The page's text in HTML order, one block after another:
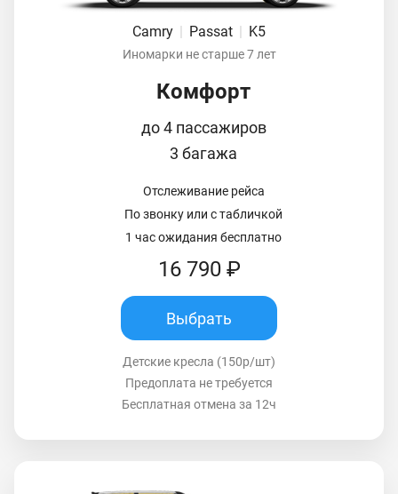
Camry Passat K5
Иномарки не старше 7 лет
Комфорт
до 4 пассажиров
3 багажа
Отслеживание рейса
По звонку или с табличкой
1 час ожидания бесплатно
16 790 ₽
Выбрать
Детские кресла (150р/шт)
Предоплата не требуется
Бесплатная отмена за 12ч